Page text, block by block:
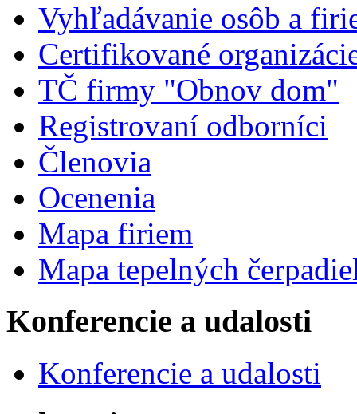
Vyhľadávanie osôb a
Certifikované
TČ firmy "Obnov dom"
Registrovaní odborníci
Členovia
Ocenenia
Mapa firiem
Mapa tepelných
Konferencie a udalosti
Konferencie a udalosti